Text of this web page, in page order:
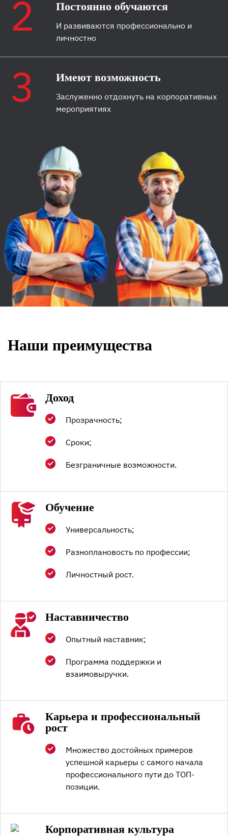
2 Постоянно обучаются
И развиваются профессионально и
личностно
3 Имеют возможность
Заслуженно отдохнуть на корпоративных
мероприятиях
Наши преимущества
Доход
Прозрачность;
Сроки;
Безграничные возможности.
Обучение
Универсальность;
Разноплановость по профессии;
Личностный рост.
Наставничество
Опытный наставник;
Программа поддержки и
взаимовыручки.
Карьера и профессиональный
рост
Множество достойных примеров
успешной карьеры с самого начала
профессионального пути до ТОП-
позиции.
Корпоративная культура